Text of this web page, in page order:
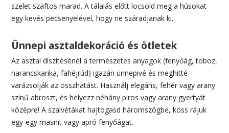
szelet szaftos marad. A tálalás előtt locsold meg a húsokat
egy kevés pecsenyelével, hogy ne száradjanak ki.
Ünnepi asztaldekoráció és ötletek
Az asztal díszítésénél a természetes anyagok (fenyőág, toboz,
narancskarika, fahéjrúd) igazán ünnepivé és meghitté
varázsolják az összhatást. Használj elegáns, fehér vagy arany
színű abroszt, és helyezz néhány piros vagy arany gyertyát
középre! A szalvétákat hajtogasd háromszögbe, köss rájuk
egy-egy masnit vagy apró fenyőágat.